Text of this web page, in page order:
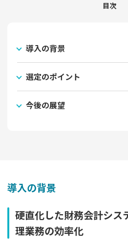
目次
導入の背景
選定のポイント
今後の展望
導入の背景
硬直化した財務会計シス
理業務の効率化